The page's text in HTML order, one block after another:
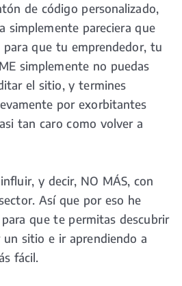
de código personalizado,
simplemente pareciera que
para que tu emprendedor, tu
simplemente no puedas
el sitio, y termines
por exorbitantes
tan caro como volver a
y decir, NO MÁS, con
Así que por eso he
que te permitas descubrir
un sitio e ir aprendiendo a
fácil.